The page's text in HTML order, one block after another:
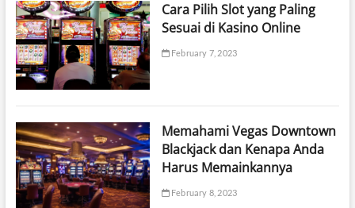
Cara Pilih Slot yang Paling
Sesuai di Kasino Online
February 7, 2023
Memahami Vegas Downtown
Blackjack dan Kenapa Anda
Harus Memainkannya
February 8, 2023